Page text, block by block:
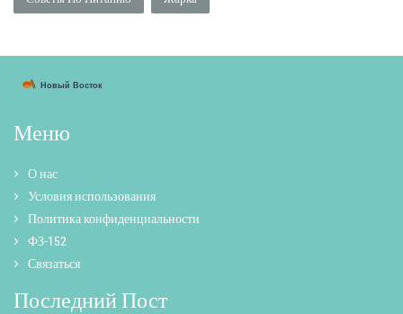
Меню
О нас
Условия использования
Политика конфиденциальности
ФЗ-152
Связаться
Последний Пост